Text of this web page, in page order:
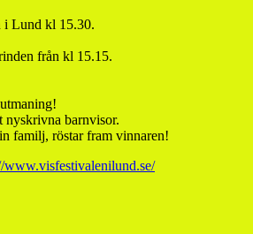
i Lund kl 15.30.
från kl 15.15.
nyskrivna barnvisor.
familj, röstar fram vinnaren!
www.visfestivalenilund.se/